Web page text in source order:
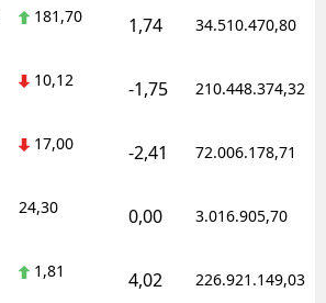
181,70 1,74 34.510.470,80
10,12 -1,75 210.448.374,32
17,00 -2,41 72.006.178,71
24,30 0,00 3.016.905,70
1,81 4,02 226.921.149,03